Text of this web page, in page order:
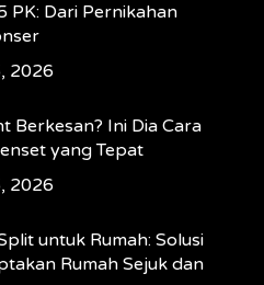
PK: Dari Pernikahan
2026
Berkesan? Ini Dia Cara
yang Tepat
2026
untuk Rumah: Solusi
Rumah Sejuk dan